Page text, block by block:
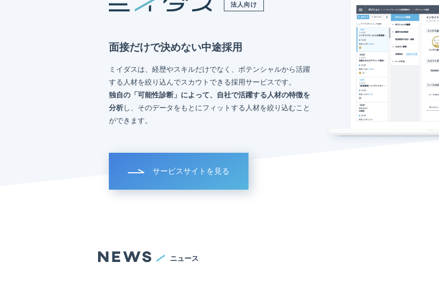
法人向け
面接だけで決めない中途採用
ミイダスは、経歴やスキルだけでなく、ポテンシャルから活躍
する人材を絞り込んでスカウトできる採用サービスです。
独自の「可能性診断」によって、自社で活躍する人材の特徴を
分析し、そのデータをもとにフィットする人材を絞り込むこと
ができます。
サービスサイトを見る
ニュース